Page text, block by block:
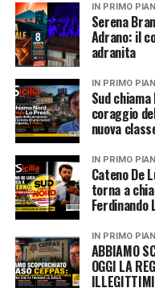
IN PRIMO
Serena
Adrano: il
adranita
IN PRIMO
Sud
coraggio
nuova
IN PRIMO
Cateno De
torna a
Ferdinando
IN PRIMO
ABBIAMO
OGGI LA